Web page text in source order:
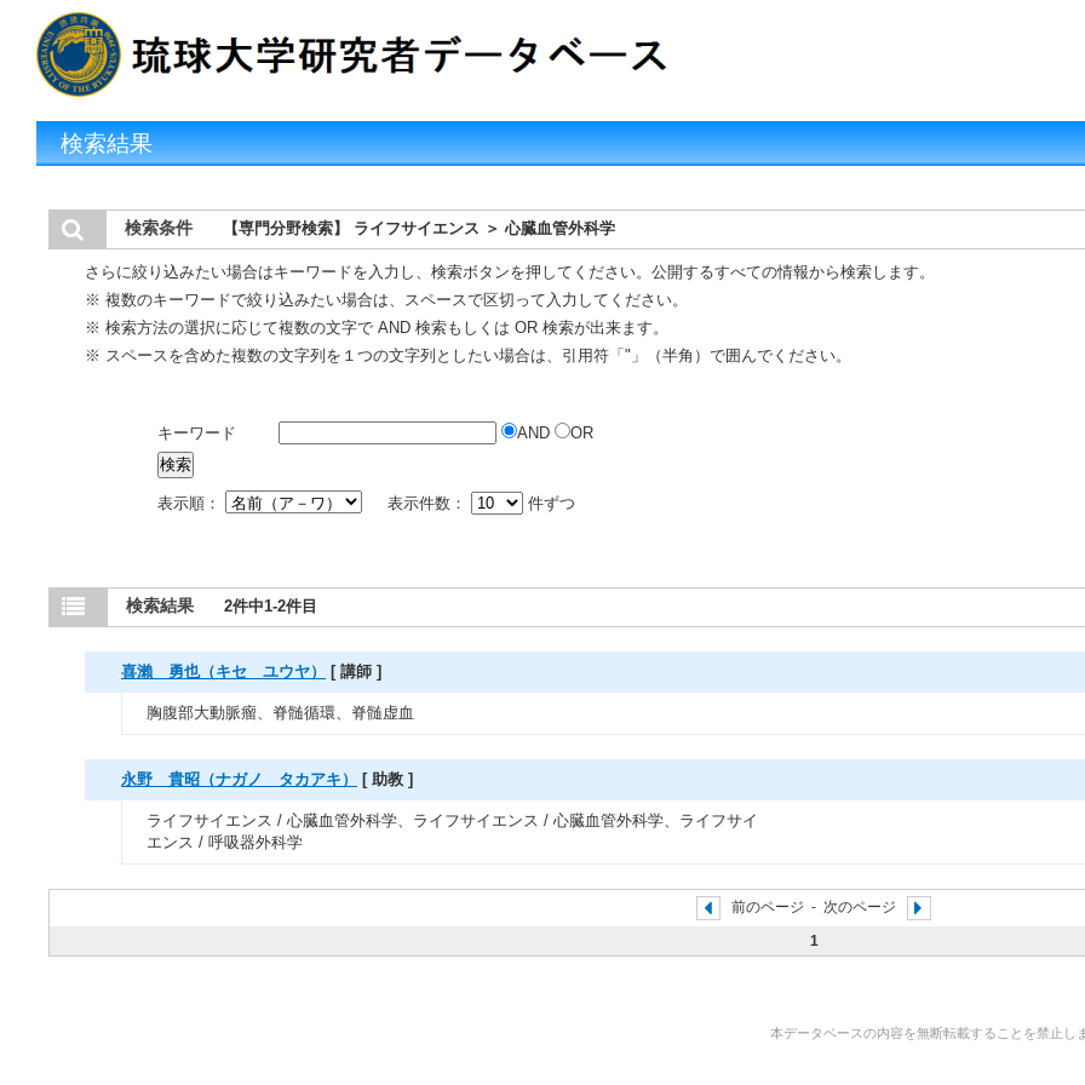
検索結果
検索条件 【専門分野検索】 ライフサイエンス ＞ 心臓血管外科学
さらに絞り込みたい場合はキーワードを入力し、検索ボタンを押してください。公開するすべての情報から検索します。
※ 複数のキーワードで絞り込みたい場合は、スペースで区切って入力してください。
※ 検索方法の選択に応じて複数の文字で AND 検索もしくは OR 検索が出来ます。
※ スペースを含めた複数の文字列を１つの文字列としたい場合は、引用符「"」（半角）で囲んでください。
キーワード AND OR
表示順： 表示件数： 件ずつ
検索結果 2件中1-2件目
喜瀨 勇也（キセ ユウヤ） [ 講師 ]
胸腹部大動脈瘤、脊髄循環、脊髄虚血
永野 貴昭（ナガノ タカアキ） [ 助教 ]
ライフサイエンス / 心臓血管外科学、ライフサイエンス / 心臓血管外科学、ライフサイ
エンス / 呼吸器外科学
前のページ - 次のページ
1
本データベースの内容を無断転載することを禁止